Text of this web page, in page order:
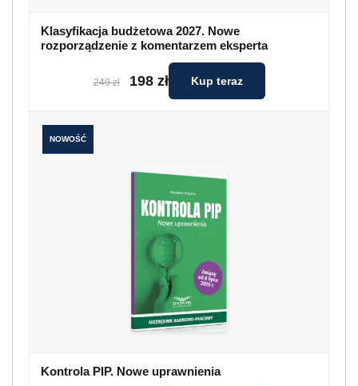
Klasyfikacja budżetowa 2027. Nowe
rozporządzenie z komentarzem eksperta
249 zł 198 zł Kup teraz
NOWOŚĆ
Kontrola PIP. Nowe uprawnienia